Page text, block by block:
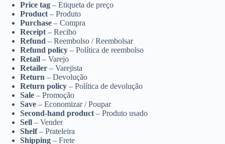
Price tag – Etiqueta de preço
Product – Produto
Purchase – Compra
Receipt – Recibo
Refund – Reembolso / Reembolsar
Refund policy – Política de reembolso
Retail – Varejo
Retailer – Varejista
Return – Devolução
Return policy – Política de devolução
Sale – Promoção
Save – Economizar / Poupar
Second-hand product – Produto usado
Sell – Vender
Shelf– Prateleira
Shipping – Frete